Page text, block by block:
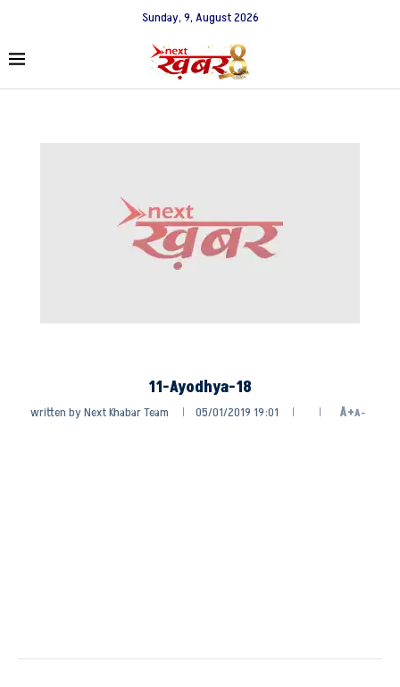
Sunday, 9, August 2026
11-Ayodhya-18
written byNext Khabar Team 05/01/2019 19:01 A+A-